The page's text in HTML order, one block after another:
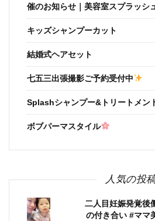
催のお知らせ｜美容室スプラッシ
キッズシャンプーカット
結婚式ヘアセット
七五三出張撮影ご予約受付中
Splashシャンプー&トリートメン
ボブパーマスタイル
人気の投
二人目妊娠発覚後
の付き合い #ママ